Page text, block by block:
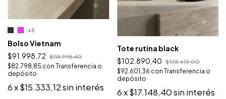
+5
Bolso Vietnam
$91.998,72
$114.998,40
$82.798,85 con Transferencia o
depósito
6x$15.333,12sin interés
Tote rutina black
$102.890,40 $128.613,00
$92.601,36 con Transferencia o
depósito
6x$17.148,40sin interés